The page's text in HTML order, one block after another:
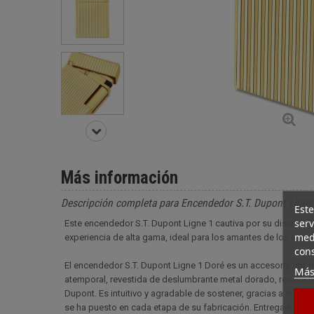
Más información
Descripción completa para Encendedor S.T. Dupont Ligne
Este encendedor S.T. Dupont Ligne 1 cautiva por su diseño
experiencia de alta gama, ideal para los amantes de los
El encendedor S.T. Dupont Ligne 1 Doré es un accesorio
atemporal, revestida de deslumbrante metal dorado, resalta
Dupont. Es intuitivo y agradable de sostener, gracias a su
se ha puesto en cada etapa de su fabricación. Entregado en